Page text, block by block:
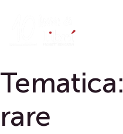
Tematica:
rare